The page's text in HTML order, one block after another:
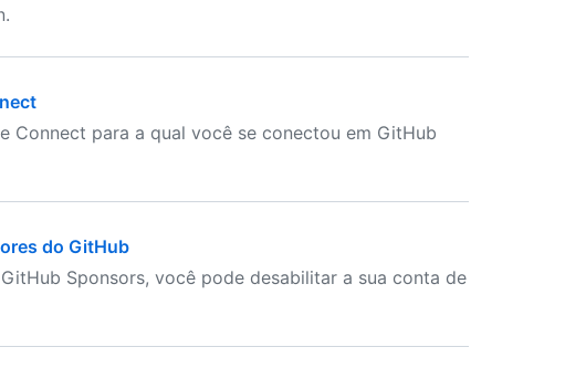
Connect para a qual você se conectou em GitHub
do GitHub
Sponsors, você pode desabilitar a sua conta de